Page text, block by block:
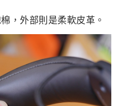
，外部則是柔軟皮革。